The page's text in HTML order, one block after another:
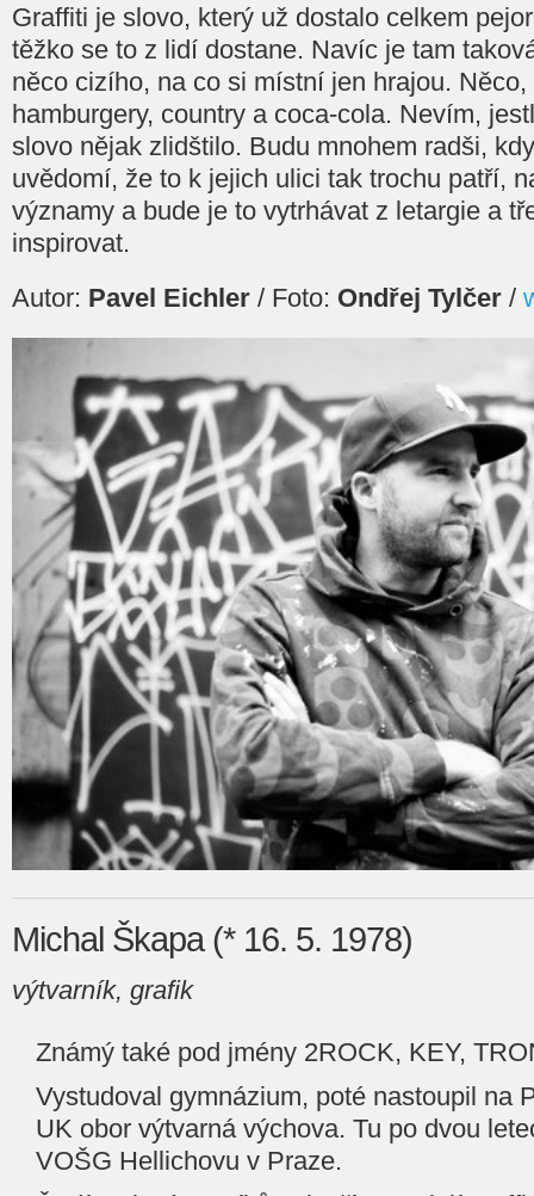
Graffiti je slovo, který už dostalo celkem
těžko se to z lidí dostane. Navíc je tam
něco cizího, na co si místní jen hrajou.
hamburgery, country a coca-cola. Nevím,
slovo nějak zlidštilo. Budu mnohem radši,
uvědomí, že to k jejich ulici tak trochu patří,
významy a bude je to vytrhávat z letargie a
inspirovat.
Autor: Pavel Eichler / Foto: Ondřej Tylčer /
Michal Škapa (* 16. 5. 1978)
výtvarník, grafik
Známý také pod jmény 2ROCK, KEY,
Vystudoval gymnázium, poté nastoupil na
UK obor výtvarná výchova. Tu po dvou
VOŠG Hellichovu v Praze.